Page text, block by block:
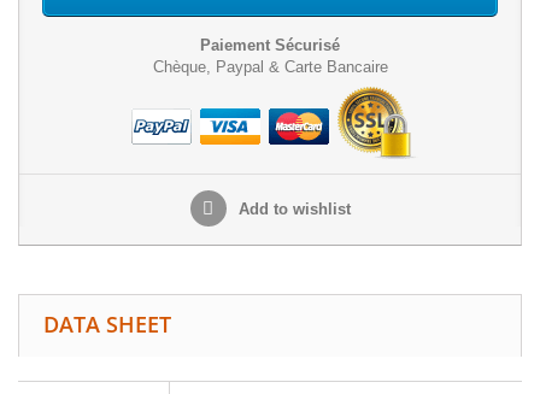
Paiement Sécurisé
Chèque, Paypal & Carte Bancaire
Add to wishlist
DATA SHEET